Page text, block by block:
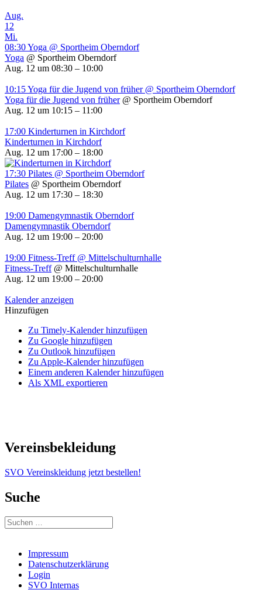
Aug.
12
Mi.
08:30Yoga @ Sportheim Oberndorf
Yoga @ Sportheim Oberndorf
Aug. 12 um 08:30 – 10:00
10:15Yoga für die Jugend von früher @ Sportheim Oberndorf
Yoga für die Jugend von früher @ Sportheim Oberndorf
Aug. 12 um 10:15 – 11:00
17:00 Kinderturnen in Kirchdorf
Kinderturnen in Kirchdorf
Aug. 12 um 17:00 – 18:00
17:30 Pilates @ Sportheim Oberndorf
Pilates @ Sportheim Oberndorf
Aug. 12 um 17:30 – 18:30
19:00 Damengymnastik Oberndorf
Damengymnastik Oberndorf
Aug. 12 um 19:00 – 20:00
19:00 Fitness-Treff @ Mittelschulturnhalle
Fitness-Treff @ Mittelschulturnhalle
Aug. 12 um 19:00 – 20:00
Kalender anzeigen
Hinzufügen
Zu Timely-Kalender hinzufügen
Zu Google hinzufügen
Zu Outlook hinzufügen
Zu Apple-Kalender hinzufügen
Einem anderen Kalender hinzufügen
Als XML exportieren
Vereinsbekleidung
SVO Vereinskleidung jetzt bestellen!
Suche
Suchen
nach:
Impressum
Datenschutzerklärung
Login
SVO Internas